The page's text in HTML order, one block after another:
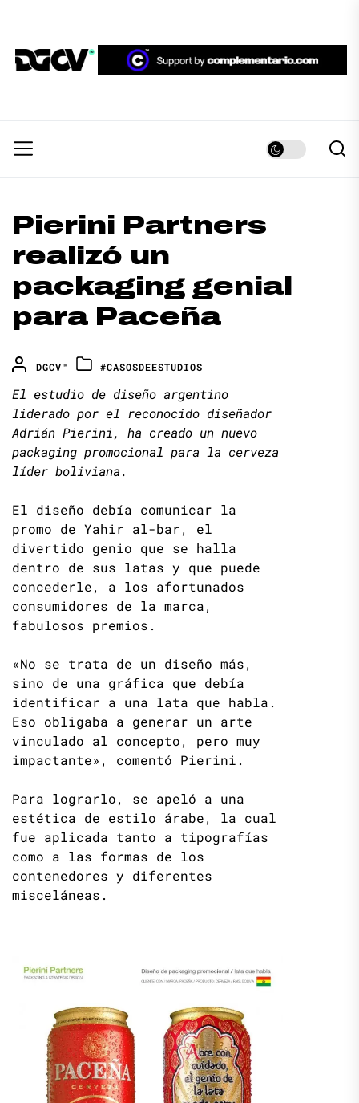
the
content
DGCV™
Pierini Partners
realizó un
packaging genial
para Paceña
DGCV™ #CASOSDEESTUDIOS
El estudio de diseño argentino
liderado por el reconocido diseñador
Adrián Pierini, ha creado un nuevo
packaging promocional para la cerveza
líder boliviana.
El diseño debía comunicar la
promo de Yahir al-bar, el
divertido genio que se halla
dentro de sus latas y que puede
concederle, a los afortunados
consumidores de la marca,
fabulosos premios.
«No se trata de un diseño más,
sino de una gráfica que debía
identificar a una lata que habla.
Eso obligaba a generar un arte
vinculado al concepto, pero muy
impactante», comentó Pierini.
Para lograrlo, se apeló a una
estética de estilo árabe, la cual
fue aplicada tanto a tipografías
como a las formas de los
contenedores y diferentes
misceláneas.